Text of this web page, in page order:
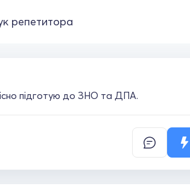
репетитора
підготую до ЗНО та ДПА.